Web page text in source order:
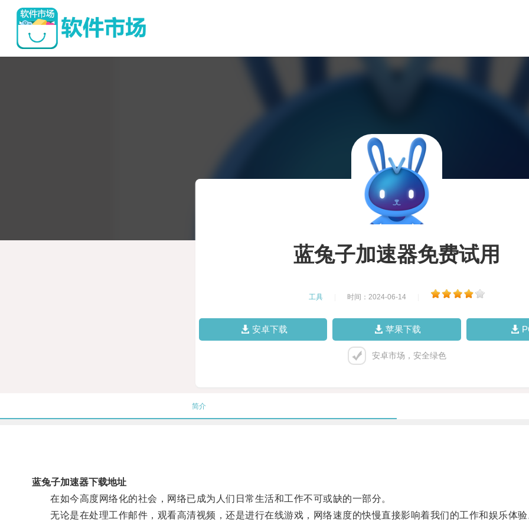
蓝兔子加速器免费试用
工具 时间：2024-06-14
安卓下载 苹果下载
安卓市场，安全绿色
简介
蓝兔子加速器下载地址
在如今高度网络化的社会，网络已成为人们日常生活和工作不可或缺的一部分。
无论是在处理工作邮件，观看高清视频，还是进行在线游戏，网络速度的快慢直接影响着我们的工作和娱乐体验